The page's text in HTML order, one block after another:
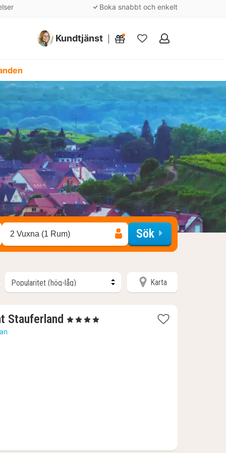
Boka snabbt och enkelt
Kundtjänst
Mina
2 Vuxna (1 Rum) Sök
Karta
Stauferland 1
, 4 Stjärnor